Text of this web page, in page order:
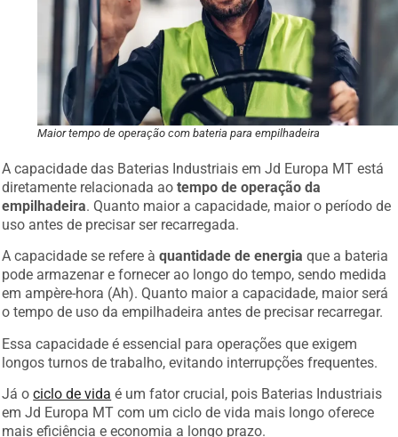
Maior tempo de operação com bateria para empilhadeira
A capacidade das Baterias Industriais em Jd Europa MT está
diretamente relacionada aotempo de operação da
empilhadeira . Quanto maior a capacidade, maior o período de
uso antes de precisar ser recarregada.
A capacidade se refere àquantidade de energia que a bateria
pode armazenar e fornecer ao longo do tempo, sendo medida
em ampère-hora (Ah). Quanto maior a capacidade, maior será
o tempo de uso da empilhadeira antes de precisar recarregar.
Essa capacidade é essencial para operações que exigem
longos turnos de trabalho, evitando interrupções frequentes.
Já ociclo de vida é um fator crucial, pois Baterias Industriais
em Jd Europa MT com um ciclo de vida mais longo oferece
mais eficiência e economia a longo prazo.